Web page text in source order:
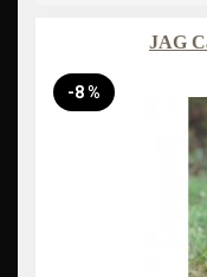
JAG
-8 %